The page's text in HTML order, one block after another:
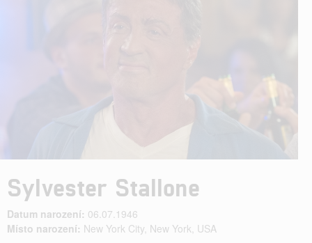
Sylvester Stallone
Datum narození: 06.07.1946
Místo narození: New York City, New York, USA